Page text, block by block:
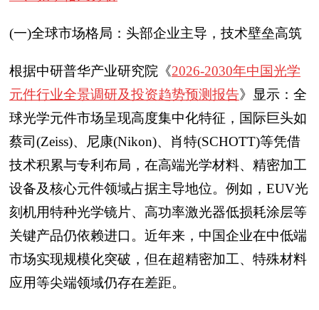
(一)全球市场格局：头部企业主导，技术壁垒高筑
根据中研普华产业研究院《2026-2030年中国光学
元件行业全景调研及投资趋势预测报告》显示：全
球光学元件市场呈现高度集中化特征，国际巨头如
蔡司(Zeiss)、尼康(Nikon)、肖特(SCHOTT)等凭借
技术积累与专利布局，在高端光学材料、精密加工
设备及核心元件领域占据主导地位。例如，EUV光
刻机用特种光学镜片、高功率激光器低损耗涂层等
关键产品仍依赖进口。近年来，中国企业在中低端
市场实现规模化突破，但在超精密加工、特殊材料
应用等尖端领域仍存在差距。